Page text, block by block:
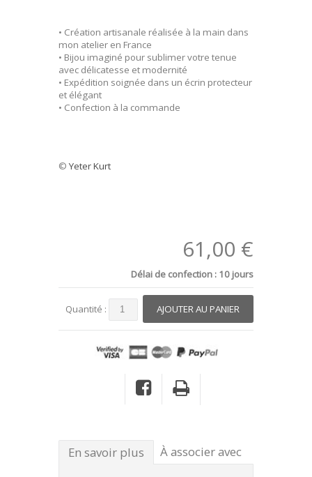
• Création artisanale réalisée à la main dans
mon atelier en France
• Bijou imaginé pour sublimer votre tenue
avec délicatesse et modernité
• Expédition soignée dans un écrin protecteur
et élégant
• Confection à la commande
© Yeter Kurt
61,00 €
Délai de confection : 10 jours
Quantité :
En savoir plus À associer avec